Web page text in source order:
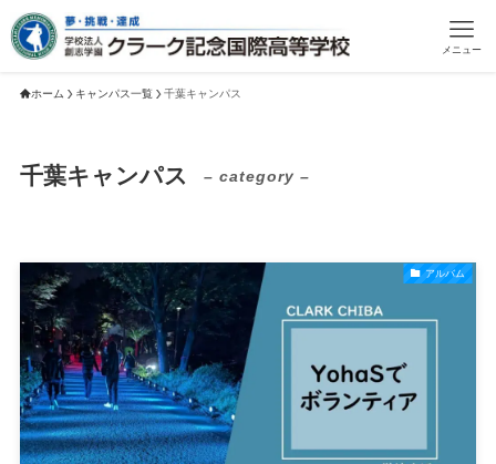
メニュー
ホーム キャンパス一覧 千葉キャンパス
千葉キャンパス – category –
アルバム